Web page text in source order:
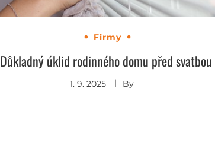
Firmy
Důkladný úklid rodinného domu před svatbou
1. 9. 2025 By